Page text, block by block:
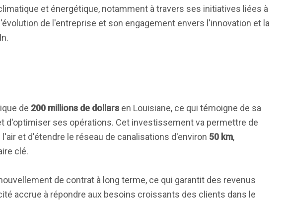
et énergétique, notamment à travers ses initiatives liées à
de l'entreprise et son engagement envers l'innovation et la
de 200 millions de dollars en Louisiane, ce qui témoigne de sa
d'optimiser ses opérations. Cet investissement va permettre de
et d'étendre le réseau de canalisations d'environ 50 km,
clé.
de contrat à long terme, ce qui garantit des revenus
accrue à répondre aux besoins croissants des clients dans le